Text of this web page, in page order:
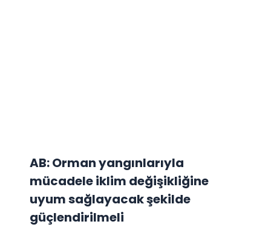
AB: Orman yangınlarıyla
mücadele iklim değişikliğine
uyum sağlayacak şekilde
güçlendirilmeli